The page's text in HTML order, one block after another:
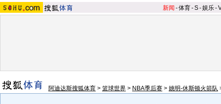
新闻 -体育-S-娱乐-
阿迪达斯搜狐体育 > 篮球世界 > NBA季后赛 > 姚明-休斯顿火箭队